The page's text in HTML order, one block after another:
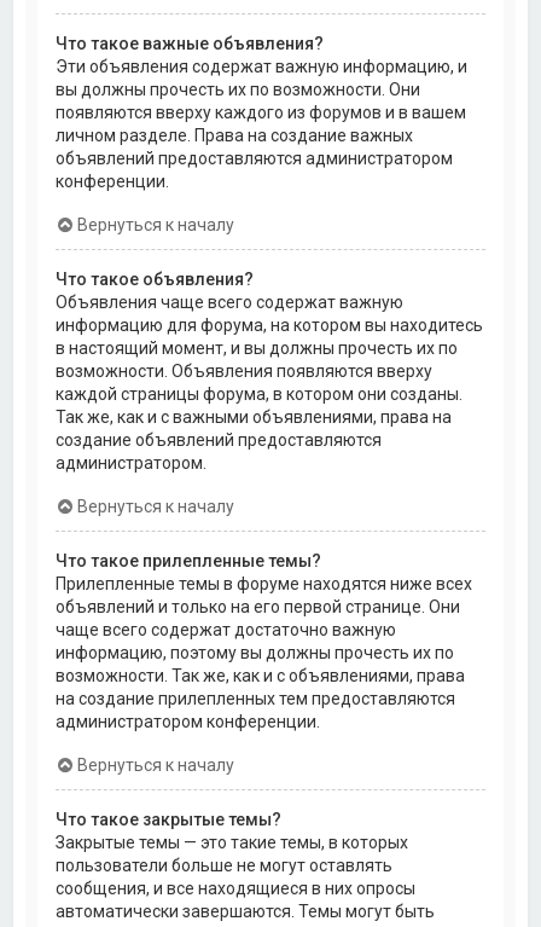
Что такое важные объявления?
Эти объявления содержат важную информацию, и
вы должны прочесть их по возможности. Они
появляются вверху каждого из форумов и в вашем
личном разделе. Права на создание важных
объявлений предоставляются администратором
конференции.
Вернуться к началу
Что такое объявления?
Объявления чаще всего содержат важную
информацию для форума, на котором вы находитесь
в настоящий момент, и вы должны прочесть их по
возможности. Объявления появляются вверху
каждой страницы форума, в котором они созданы.
Так же, как и с важными объявлениями, права на
создание объявлений предоставляются
администратором.
Вернуться к началу
Что такое прилепленные темы?
Прилепленные темы в форуме находятся ниже всех
объявлений и только на его первой странице. Они
чаще всего содержат достаточно важную
информацию, поэтому вы должны прочесть их по
возможности. Так же, как и с объявлениями, права
на создание прилепленных тем предоставляются
администратором конференции.
Вернуться к началу
Что такое закрытые темы?
Закрытые темы — это такие темы, в которых
пользователи больше не могут оставлять
сообщения, и все находящиеся в них опросы
автоматически завершаются. Темы могут быть